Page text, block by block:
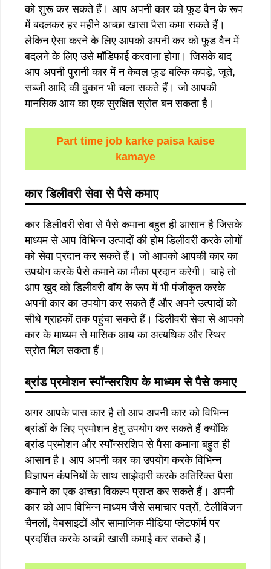
को शुरू कर सकते हैं। आप अपनी कार को फूड वैन के रूप
में बदलकर हर महीने अच्छा खासा पैसा कमा सकते हैं।
लेकिन ऐसा करने के लिए आपको अपनी कर को फूड वैन में
बदलने के लिए उसे मॉडिफाई करवाना होगा। जिसके बाद
आप अपनी पुरानी कार में न केवल फूड बल्कि कपड़े, जूते,
सब्जी आदि की दुकान भी चला सकते हैं। जो आपकी
मानसिक आय का एक सुरक्षित स्रोत बन सकता है।
Part time job karke paisa kaise
kamaye
कार डिलीवरी सेवा से पैसे कमाए
कार डिलीवरी सेवा से पैसे कमाना बहुत ही आसान है जिसके
माध्यम से आप विभिन्न उत्पादों की होम डिलीवरी करके लोगों
को सेवा प्रदान कर सकते हैं। जो आपको आपकी कार का
उपयोग करके पैसे कमाने का मौका प्रदान करेगी। चाहे तो
आप खुद को डिलीवरी बॉय के रूप में भी पंजीकृत करके
अपनी कार का उपयोग कर सकते हैं और अपने उत्पादों को
सीधे ग्राहकों तक पहुंचा सकते हैं। डिलीवरी सेवा से आपको
कार के माध्यम से मासिक आय का अत्यधिक और स्थिर
स्रोत मिल सकता हैं।
ब्रांड प्रमोशन स्पॉन्सरशिप के माध्यम से पैसे कमाए
अगर आपके पास कार है तो आप अपनी कार को विभिन्न
ब्रांडों के लिए प्रमोशन हेतु उपयोग कर सकते हैं क्योंकि
ब्रांड प्रमोशन और स्पॉन्सरशिप से पैसा कमाना बहुत ही
आसान है। आप अपनी कार का उपयोग करके विभिन्न
विज्ञापन कंपनियों के साथ साझेदारी करके अतिरिक्त पैसा
कमाने का एक अच्छा विकल्प प्राप्त कर सकते हैं। अपनी
कार को आप विभिन्न माध्यम जैसे समाचार पत्रों, टेलीविजन
चैनलों, वेबसाइटों और सामाजिक मीडिया प्लेटफॉर्म पर
प्रदर्शित करके अच्छी खासी कमाई कर सकते हैं।